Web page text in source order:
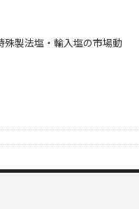
殊製法塩・輸入塩の市場動